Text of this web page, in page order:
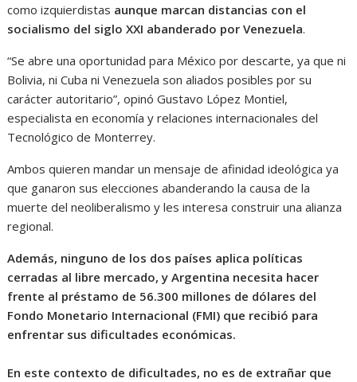
como izquierdistas aunque marcan distancias con el
socialismo del siglo XXI abanderado por Venezuela.
“Se abre una oportunidad para México por descarte, ya que ni
Bolivia, ni Cuba ni Venezuela son aliados posibles por su
carácter autoritario”, opinó Gustavo López Montiel,
especialista en economía y relaciones internacionales del
Tecnológico de Monterrey.
Ambos quieren mandar un mensaje de afinidad ideológica ya
que ganaron sus elecciones abanderando la causa de la
muerte del neoliberalismo y les interesa construir una alianza
regional.
Además, ninguno de los dos países aplica políticas
cerradas al libre mercado, y Argentina necesita hacer
frente al préstamo de 56.300 millones de dólares del
Fondo Monetario Internacional (FMI) que recibió para
enfrentar sus dificultades económicas.
En este contexto de dificultades, no es de extrañar que